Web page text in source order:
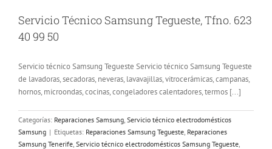
Servicio Técnico Samsung Tegueste, Tfno. 623
40 99 50
Servicio técnico Samsung Tegueste Servicio técnico Samsung Tegueste
de lavadoras, secadoras, neveras, lavavajillas, vitrocerámicas, campanas,
hornos, microondas, cocinas, congeladores calentadores, termos [...]
Categorías: Reparaciones Samsung Servicio técnico electrodomésticos
Samsung | Etiquetas: Reparaciones Samsung Tegueste Reparaciones
Samsung Tenerife Servicio técnico electrodomésticos Samsung Tegueste